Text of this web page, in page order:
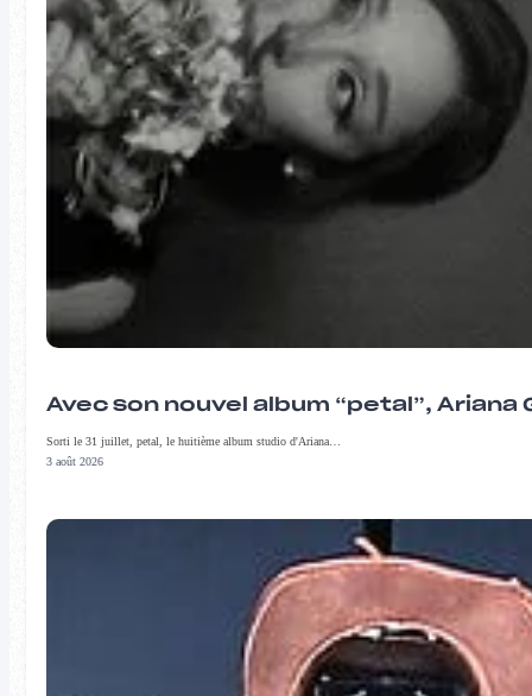
Avec son nouvel album “petal”,
Sorti le 31 juillet, petal, le huitième album studio d'Ariana…
3 août 2026